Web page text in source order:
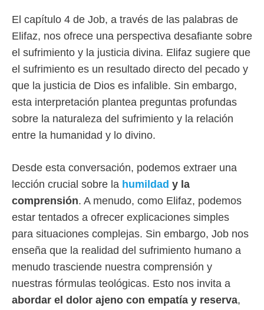
El capítulo 4 de Job, a través de las palabras de
Elifaz, nos ofrece una perspectiva desafiante sobre
el sufrimiento y la justicia divina. Elifaz sugiere que
el sufrimiento es un resultado directo del pecado y
que la justicia de Dios es infalible. Sin embargo,
esta interpretación plantea preguntas profundas
sobre la naturaleza del sufrimiento y la relación
entre la humanidad y lo divino.
Desde esta conversación, podemos extraer una
lección crucial sobre la humildad y la
comprensión. A menudo, como Elifaz, podemos
estar tentados a ofrecer explicaciones simples
para situaciones complejas. Sin embargo, Job nos
enseña que la realidad del sufrimiento humano a
menudo trasciende nuestra comprensión y
nuestras fórmulas teológicas. Esto nos invita a
abordar el dolor ajeno con empatía y reserva,